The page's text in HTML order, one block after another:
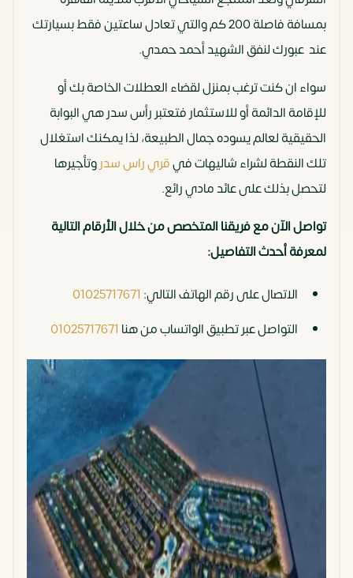
بمسافة فاصلة 200 كم والتي تعادل ساعتين فقط بسيارتك
عند عبورك لنفق الشهيد أحمد حمدي.
سواء ان كنت ترغب بمنزل لقضاء العطلات الخاصة بك أو
للإقامة الدائمة أو للاستثمار فتعتبر رأس سدر هي البوابة
الحقيقية لعالم يسوده جمال الطبيعة، لذا يمكنك استغلال
تلك النقطة لشراء شاليهات فيقري راس سدروتأجيرها
لتحصل بذلك على عائد مادي رائع.
تواصل الآن مع فريقنا المتخصص من خلال الأرقام التالية
لمعرفة أحدث التفاصيل:
الاتصال على رقم الهاتف التالي: 01025717671
التواصل عبر تطبيق الواتساب من هنا 01025717671